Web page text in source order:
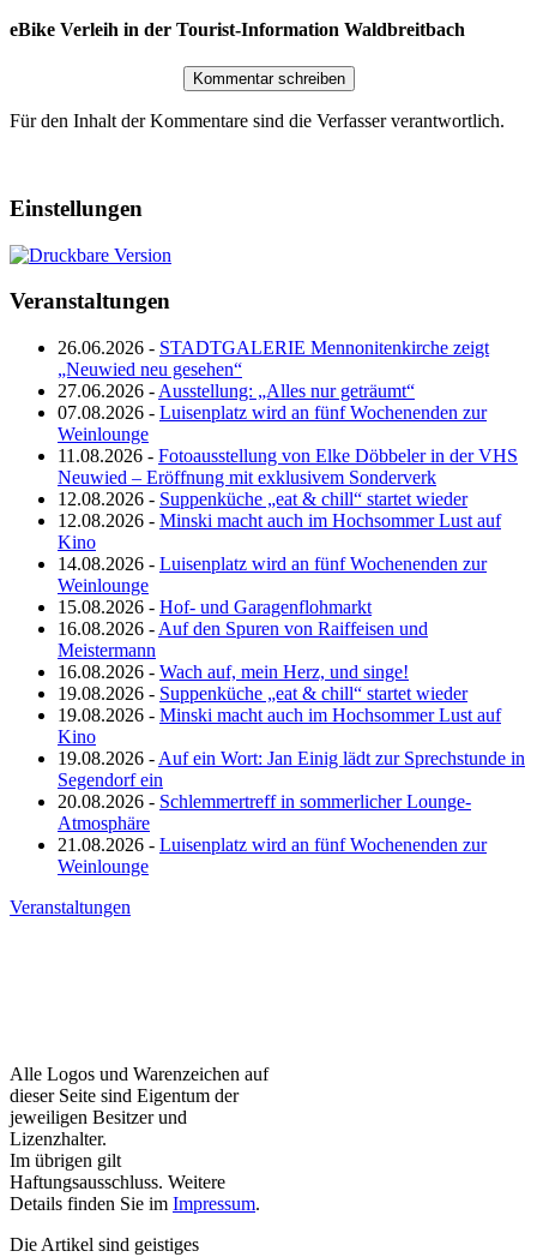
eBike Verleih in der Tourist-Information Waldbreitbach
Für den Inhalt der Kommentare sind die Verfasser verantwortlich.
Einstellungen
Veranstaltungen
26.06.2026 - STADTGALERIE Mennonitenkirche zeigt
„Neuwied neu gesehen“
27.06.2026 - Ausstellung: „Alles nur geträumt“
07.08.2026 - Luisenplatz wird an fünf Wochenenden zur
Weinlounge
11.08.2026 - Fotoausstellung von Elke Döbbeler in der VHS
Neuwied – Eröffnung mit exklusivem Sonderverk
12.08.2026 - Suppenküche „eat & chill“ startet wieder
12.08.2026 - Minski macht auch im Hochsommer Lust auf
Kino
14.08.2026 - Luisenplatz wird an fünf Wochenenden zur
Weinlounge
15.08.2026 - Hof- und Garagenflohmarkt
16.08.2026 - Auf den Spuren von Raiffeisen und
Meistermann
16.08.2026 - Wach auf, mein Herz, und singe!
19.08.2026 - Suppenküche „eat & chill“ startet wieder
19.08.2026 - Minski macht auch im Hochsommer Lust auf
Kino
19.08.2026 - Auf ein Wort: Jan Einig lädt zur Sprechstunde in
Segendorf ein
20.08.2026 - Schlemmertreff in sommerlicher Lounge-
Atmosphäre
21.08.2026 - Luisenplatz wird an fünf Wochenenden zur
Weinlounge
Veranstaltungen
Alle Logos und Warenzeichen auf
dieser Seite sind Eigentum der
jeweiligen Besitzer und
Lizenzhalter.
Im übrigen gilt
Haftungsausschluss. Weitere
Details finden Sie im Impressum.
Die Artikel sind geistiges